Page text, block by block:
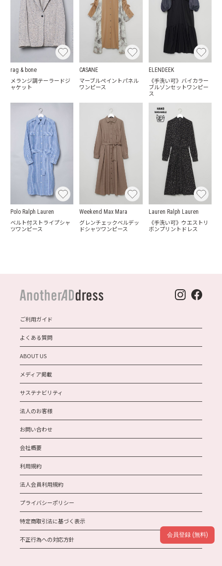
rag & bone
メランジ調テーラードジ
ャケット
CASANE
マーブルペイントパネル
ワンピース
ELENDEEK
《手洗い可》バイカラー
ブルゾンセットワンピー
ス
Polo Ralph Lauren
ベルト付ストライプシャ
ツワンピース
Weekend Max Mara
グレンチェックベルデッ
ドシャツワンピース
Lauren Ralph Lauren
《手洗い可》ウエストリ
ボンプリントドレス
ご利用ガイド
よくある質問
ABOUT US
メディア掲載
サステナビリティ
法人のお客様
お問い合わせ
会社概要
利用規約
法人会員利用規約
プライバシーポリシー
特定商取引法に基づく表示
不正行為への対応方針
会員登録 (無料)